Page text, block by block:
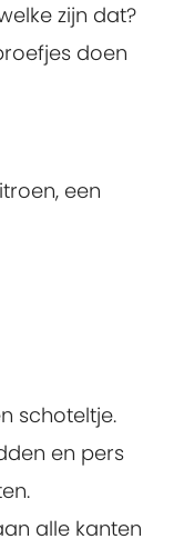
zijn dat?
doen
een
schoteltje.
en pers
alle kanten